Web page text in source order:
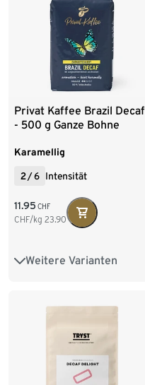
4 x 1 kg Ganze Bohne
Privat Kaffee Brazil Decaf
- 500 g Ganze Bohne
Karamellig
2 /6 Intensität
11.95 CHF
CHF/kg 23.90
Weitere Varianten
500 g Ganze Bohne